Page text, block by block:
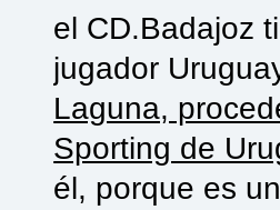
el CD.Badajoz
jugador
Laguna,
Sporting de
él, porque es